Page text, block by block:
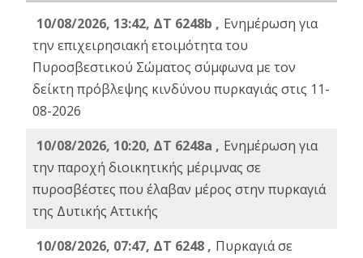
10/08/2026, 13:42, ΔΤ 6248b , Ενημέρωση για
την επιχειρησιακή ετοιμότητα του
Πυροσβεστικού Σώματος σύμφωνα με τον
δείκτη πρόβλεψης κινδύνου πυρκαγιάς στις 11-
08-2026
10/08/2026, 10:20, ΔΤ 6248a , Ενημέρωση για
την παροχή διοικητικής μέριμνας σε
πυροσβέστες που έλαβαν μέρος στην πυρκαγιά
της Δυτικής Αττικής
10/08/2026, 07:47, ΔΤ 6248 , Πυρκαγιά σε